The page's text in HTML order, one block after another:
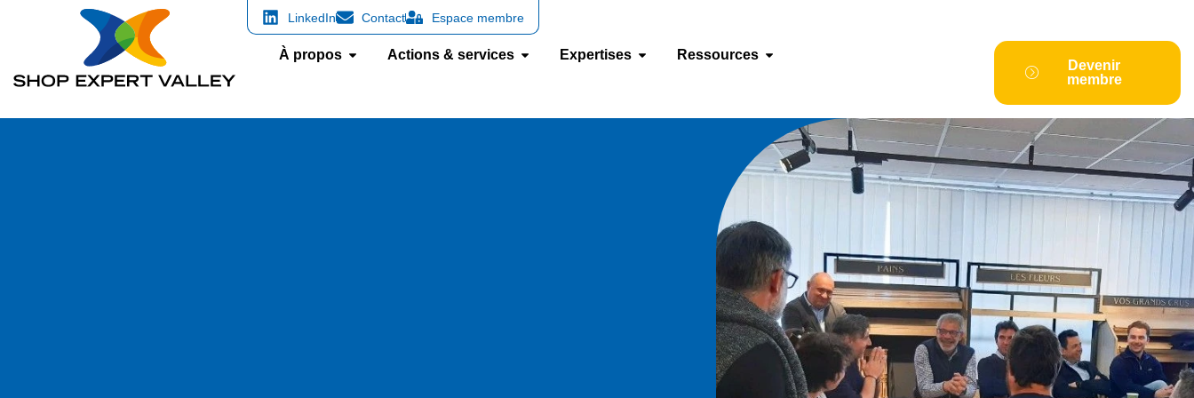
LinkedIn Contact Espace membre
À propos Actions & services Expertises Ressources
Devenir
membre